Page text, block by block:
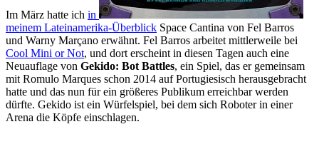
Im März hatte ich in
meinem Lateinamerika-Überblick Space Cantina von Fel Barros
und Warny Marçano erwähnt. Fel Barros arbeitet mittlerweile bei
Cool Mini or Not, und dort erscheint in diesen Tagen auch eine
Neuauflage von Gekido: Bot Battles, ein Spiel, das er gemeinsam
mit Romulo Marques schon 2014 auf Portugiesisch herausgebracht
hatte und das nun für ein größeres Publikum erreichbar werden
dürfte. Gekido ist ein Würfelspiel, bei dem sich Roboter in einer
Arena die Köpfe einschlagen.